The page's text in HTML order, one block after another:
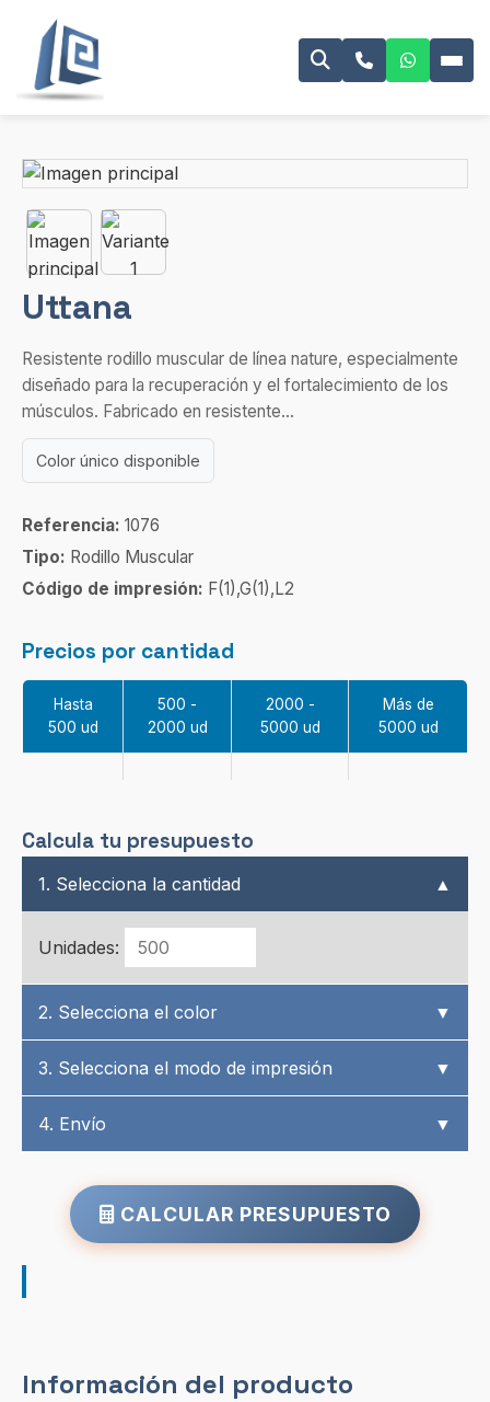
Uttana
Resistente rodillo muscular de línea nature, especialmente
diseñado para la recuperación y el fortalecimiento de los
músculos. Fabricado en resistente...
Color único disponible
Referencia: 1076
Tipo: Rodillo Muscular
Código de impresión: F(1),G(1),L2
Precios por cantidad
Hasta
500 ud
500 -
2000 ud
2000 -
5000 ud
Más de
5000 ud
Calcula tu presupuesto
1. Selecciona la cantidad ▲
Unidades:
2. Selecciona el color ▼
3. Selecciona el modo de impresión ▼
4. Envío ▼
CALCULAR PRESUPUESTO
Información del producto